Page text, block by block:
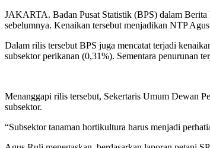
JAKARTA. Badan Pusat Statistik (BPS) dalam
sebelumnya. Kenaikan tersebut menjadikan NTP
Dalam rilis tersebut BPS juga mencatat terjadi
subsektor perikanan (0,31%). Sementara penurunan
Menanggapi rilis tersebut, Sekertaris Umum Dewan
subsektor.
“Subsektor tanaman hortikultura harus menjadi